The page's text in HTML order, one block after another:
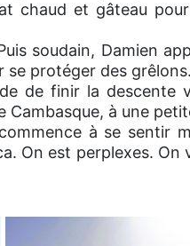
chaud et gâteau
soudain, Damien
se protéger des grêlons.
de finir la
Cambasque, à une
à se sentir
On est perplexes.